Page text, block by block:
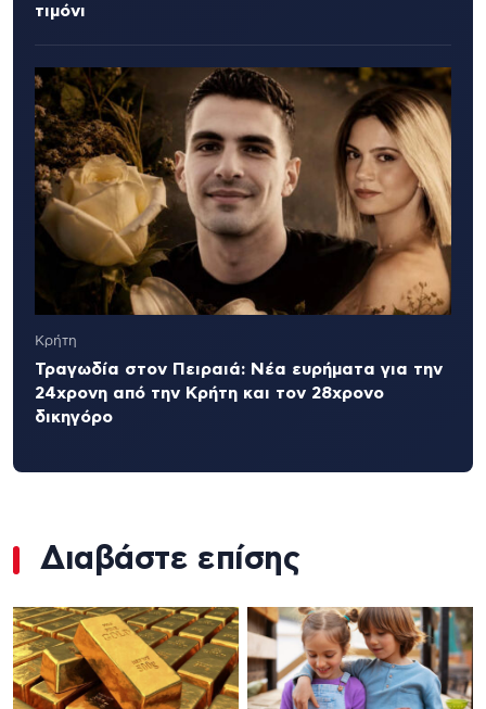
τιμόνι
Κρήτη
Τραγωδία στον Πειραιά: Νέα ευρήματα για την
24χρονη από την Κρήτη και τον 28χρονο
δικηγόρο
Διαβάστε επίσης